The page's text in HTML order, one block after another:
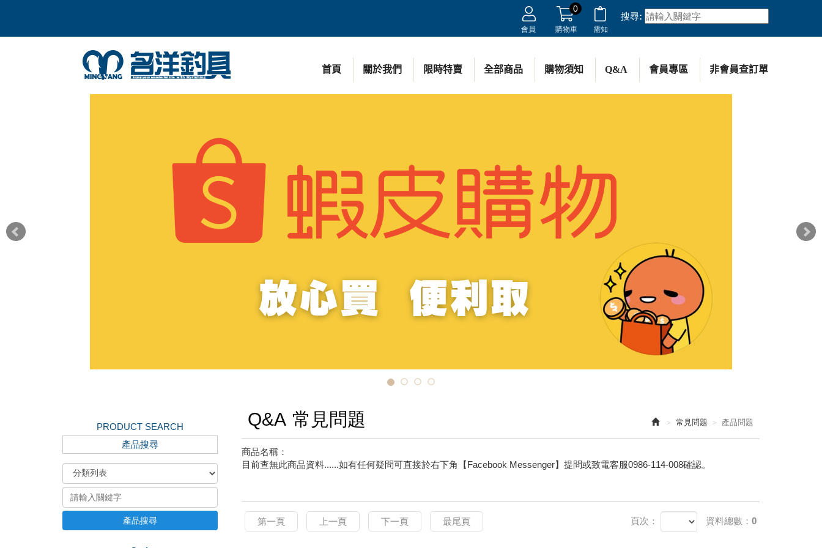
會員 購物車
0
需知
搜尋:
首頁 關於我們 限時特賣 全部商品 購物須知 Q&A 會員專區 非會員查訂單
PRODUCT SEARCH
產品搜尋
產品搜尋
常見問題 產品問題
Q&A 常見問題
商品名稱：
目前查無此商品資料......如有任何疑問可直接於右下角【Facebook Messenger】提問或致電客服0986-114-008確認。
第一頁 上一頁 下一頁 最尾頁 頁次： 資料總數：0